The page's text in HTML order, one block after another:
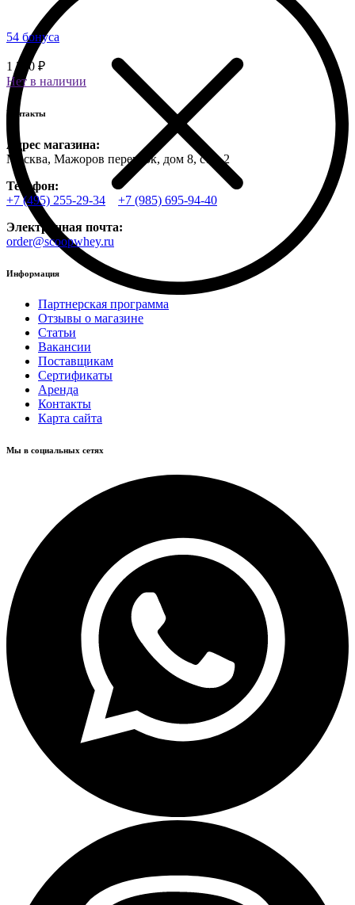
54 бонуса
1 350 ₽
Нет в наличии
Контакты
Адрес магазина:
Москва, Мажоров переулок, дом 8, стр. 2
Телефон:
+7 (495) 255-29-34
+7 (985) 695-94-40
Электронная почта:
order@scoopwhey.ru
Информация
Партнерская программа
Отзывы о магазине
Статьи
Вакансии
Поставщикам
Сертификаты
Аренда
Контакты
Карта сайта
Мы в социальных сетях